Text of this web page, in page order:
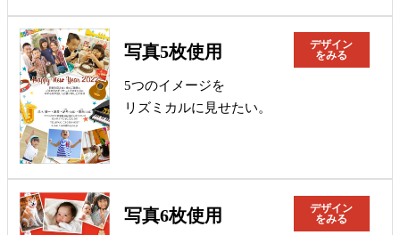
写真5枚使用
デザイン
をみる
5つのイメージを
リズミカルに見せたい。
写真6枚使用
デザイン
をみる